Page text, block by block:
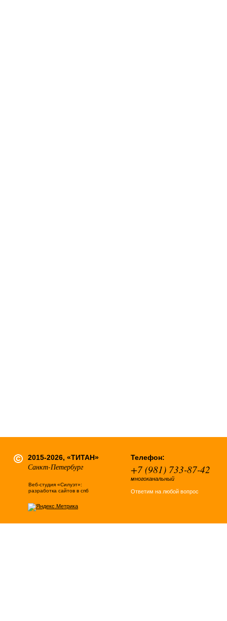
2015-2026, «ТИТАН»
Санкт-Петербург
Веб-студия «Силуэт»:
разработка сайтов в спб
Телефон:
+7 (981) 733-87-42
многоканальный
Ответим на любой вопрос